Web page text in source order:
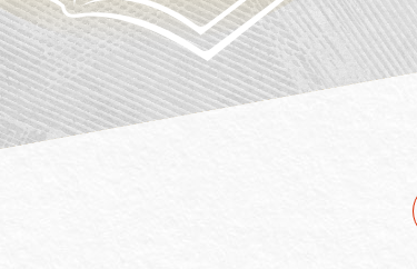
#Account seizure